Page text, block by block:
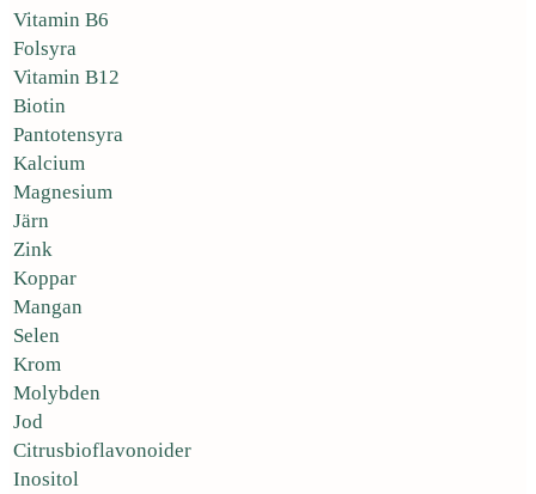
Vitamin B6
Folsyra
Vitamin B12
Biotin
Pantotensyra
Kalcium
Magnesium
Järn
Zink
Koppar
Mangan
Selen
Krom
Molybden
Jod
Citrusbioflavonoider
Inositol